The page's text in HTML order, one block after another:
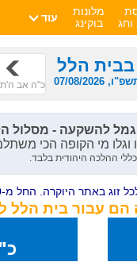
מלונות
בוקינג
עוד
בבית הלל
08/2026 כ"ה אב
היוקרה. החל מ-1200 ₪ ללילה!
עבור בית הלל